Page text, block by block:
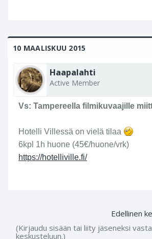
10 MAALISKUU 2015
Haapalahti
Active Member
Vs: Tampereella filmikuvaajille
Hotelli Villessä on vielä tilaa
6kpl 1h huone (45€/huone/vrk)
https://hotelliville.fi/
Edellinen
(Kirjaudu sisään tai liity jäseneksi
keskusteluun.)